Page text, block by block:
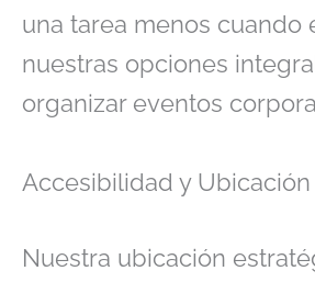
una tarea menos cuando
nuestras opciones
organizar eventos
Accesibilidad y Ubicación
Nuestra ubicación